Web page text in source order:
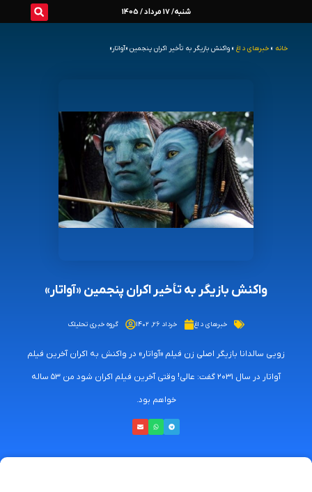
شنبه/ 17 مرداد / 1405
خانه » خبرهای داغ » واکنش بازیگر به تأخیر اکران پنجمین «آواتار»
واکنش بازیگر به تأخیر اکران پنجمین «آواتار»
خبرهای داغ خرداد ۲۶, ۱۴۰۲ گروه خبری تحلیلک
زویی سالدانا بازیگر اصلی زن فیلم «آواتار» در واکنش به اکران آخرین فیلم
آواتار در سال ۲۰۳۱ گفت: عالی! وقتی آخرین فیلم اکران شود من ۵۳ ساله
خواهم بود.